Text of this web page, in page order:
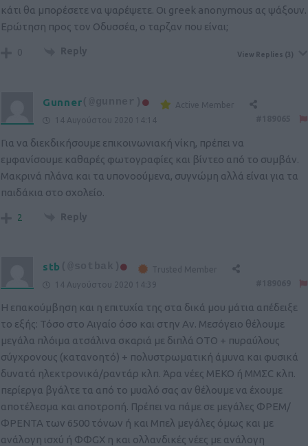
κάτι θα μπορέσετε να ψαρέψετε. Οι greek anonymous ας ψάξουν.
Ερώτηση προς τον Οδυσσέα, ο ταρζαν που είναι;
0 Reply View Replies (3)
Gunner
Active Member
14 Αυγούστου 2020 14:14
Για να διεκδικήσουμε επικοινωνιακή νίκη, πρέπει να
εμφανίσουμε καθαρές φωτογραφίες και βίντεο από το συμβάν.
Μακρινά πλάνα και τα υπονοούμενα, συγνώμη αλλά είναι για τα
παιδάκια στο σχολείο.
2 Reply
stb (@sotbak)
Trusted Member
14 Αυγούστου 2020 14:39
Η επακούμβηση και η επιτυχία της στα δικά μου μάτια απέδειξε
το εξής: Τόσο στο Αιγαίο όσο και στην Αν. Μεσόγειο θέλουμε
μεγάλα πλόιμα ατσάλινα σκαριά με διπλά ΟΤΟ + πυραύλους
σύγχρονους (κατανοητό) + πολυστρωματική άμυνα και φυσικά
δυνατά ηλεκτρονικά/ραντάρ κλπ. Άρα νέες ΜΕΚΟ ή ΜΜΣC κλπ.
περίεργα βγάλτε τα από το μυαλό σας αν θέλουμε να έχουμε
αποτέλεσμα και αποτροπή. Πρέπει να πάμε σε μεγάλες ΦΡΕΜ/
ΦΡΕΝΤΑ των 6500 τόνων ή και Μπελ μεγάλες όμως και με
ανάλογη ισχύ ή ΦΦGX η και ολλανδικές νέες με ανάλογη